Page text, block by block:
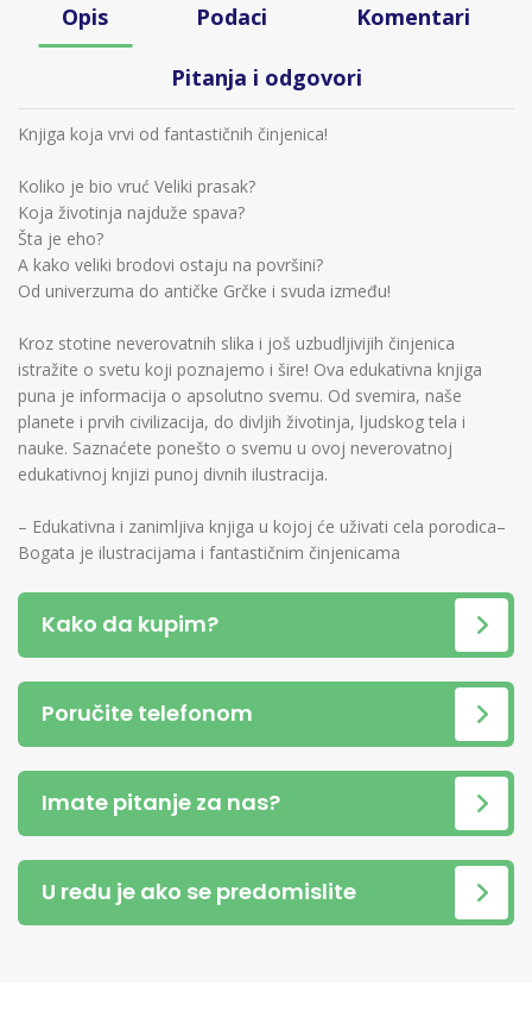
Opis Podaci Komentari
Pitanja i odgovori
Knjiga koja vrvi od fantastičnih činjenica!
Koliko je bio vruć Veliki prasak?
Koja životinja najduže spava?
Šta je eho?
A kako veliki brodovi ostaju na površini?
Od univerzuma do antičke Grčke i svuda između!
Kroz stotine neverovatnih slika i još uzbudljivijih činjenica
istražite o svetu koji poznajemo i šire! Ova edukativna knjiga
puna je informacija o apsolutno svemu. Od svemira, naše
planete i prvih civilizacija, do divljih životinja, ljudskog tela i
nauke. Saznaćete ponešto o svemu u ovoj neverovatnoj
edukativnoj knjizi punoj divnih ilustracija.
– Edukativna i zanimljiva knjiga u kojoj će uživati cela porodica–
Bogata je ilustracijama i fantastičnim činjenicama
Kako da kupim?
Poručite telefonom
Imate pitanje za nas?
U redu je ako se predomislite